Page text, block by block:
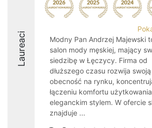
Laureaci
Modny Pan Andrzej Majewski
salon mody męskiej, mający
siedzibę w Łęczycy. Firma od
dłuższego czasu rozwija swoją
obecność na rynku,
łączeniu komfortu
eleganckim stylem. W ofercie
znajduje ...